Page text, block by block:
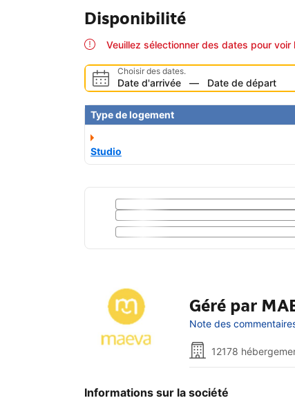
Disponibilité
Veuillez sélectionner des dates pour
Choisir des dates.
Date d'arrivée — Date de départ
Type de logement
Studio
Géré par
Note des
12178
Informations sur la société